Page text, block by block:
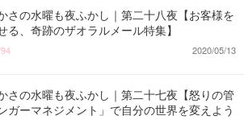
さの水曜も夜ふかし｜第二十八夜【お客様を
る、奇跡のザオラルメール特集】
2020/05/13
さの水曜も夜ふかし｜第二十七夜【怒りの管
ガーマネジメント」で自分の世界を変えよう